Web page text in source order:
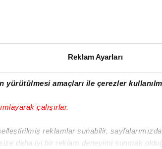
Reklam Ayarları
amaçları ile çerezler
çalışırlar.
reklamlar sunabilir,
daha iyi bir reklam deneyimi sunmak
İstanbul'da
80 milyon TL